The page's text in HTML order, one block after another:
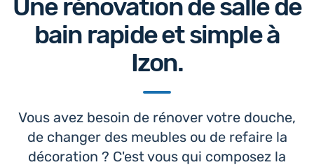
Unerénovation de salle de
bain rapide et simple à
Izon.
Vous avez besoin de rénover votre douche,
de changer des meubles ou de refaire la
décoration ? C'est vous qui composez la